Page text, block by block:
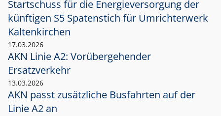
Startschuss für die Energieversorgung der
künftigen S5 Spatenstich für Umrichterwerk
Kaltenkirchen
17.03.2026
AKN Linie A2: Vorübergehender
Ersatzverkehr
13.03.2026
AKN passt zusätzliche Busfahrten auf der
Linie A2 an